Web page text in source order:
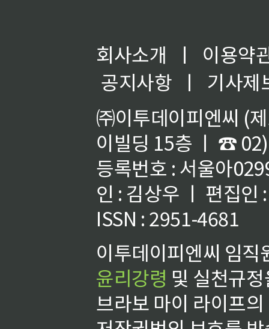
회사소개 ㅣ
이용약
공지사항
ㅣ
기사제
㈜이투데이피엔씨 (
이빌딩 15층 ㅣ ☎
등록번호 : 서울아
인 : 김상우 ㅣ 편집인
ISSN : 2951-4681
이투데이피엔씨 임
윤리강령 및 실천규
브라보 마이 라이프